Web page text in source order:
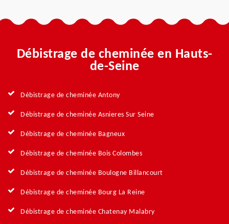
Débistrage de cheminée en Hauts-
de-Seine
Débistrage de cheminée Antony
Débistrage de cheminée Asnieres Sur Seine
Débistrage de cheminée Bagneux
Débistrage de cheminée Bois Colombes
Débistrage de cheminée Boulogne Billancourt
Débistrage de cheminée Bourg La Reine
Débistrage de cheminée Chatenay Malabry